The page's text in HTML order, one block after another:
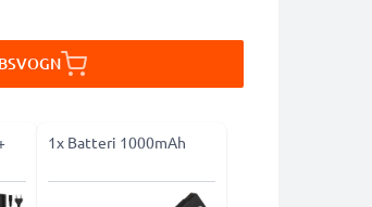
1x Batteri 1000mAh